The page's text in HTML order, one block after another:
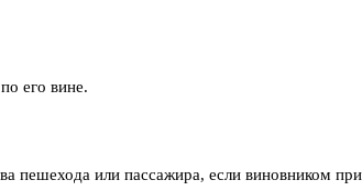
его вине.
или пассажира, если виновником